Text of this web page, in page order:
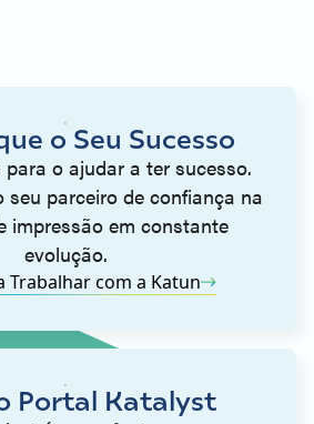
o Seu Sucesso
o ajudar a ter sucesso.
seu parceiro de confiança na
impressão em constante
evolução.
Trabalhar com a Katun
Portal Katalyst